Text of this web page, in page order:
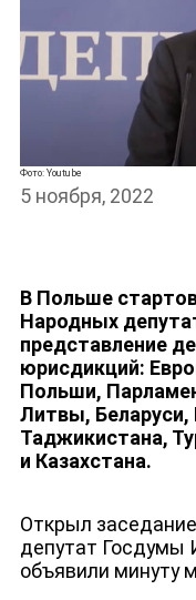
НОВОСТИ
Фото: Youtube
5 ноября, 2022
В Польше
Народных
представление
юрисдикций:
Польши,
Литвы, Беларуси,
Таджикистана,
и Казахстана.
Открыл
депутат Госдумы
объявили минуту